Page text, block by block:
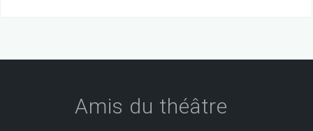
Amis du théâtre